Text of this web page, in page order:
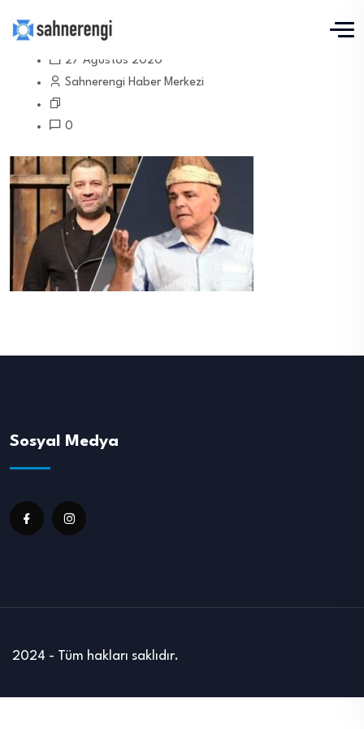
27 Ağustos 2020
Sahnerengi Haber Merkezi
0
Sosyal Medya
2024 - Tüm hakları saklıdır.